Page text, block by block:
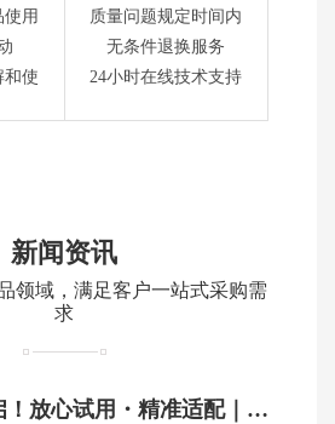
用
和使
质量问题规定时间内
无条件退换服务
24小时在线技术支持
新闻资讯
领域，满足客户一站式采购需
求
免费申领开启！放心试用・精准适配｜鸿泉生物动物血制品